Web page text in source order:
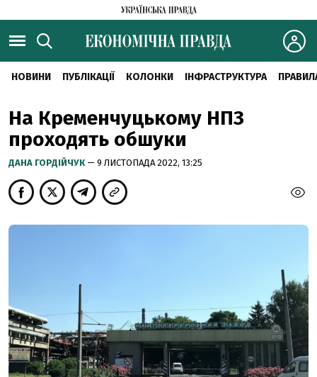
НОВИНИ ПУБЛІКАЦІЇ КОЛОНКИ ІНФРАСТРУКТУРА
На Кременчуцькому НПЗ
проходять обшуки
ДАНА ГОРДІЙЧУК — 9 ЛИСТОПАДА 2022, 13:25